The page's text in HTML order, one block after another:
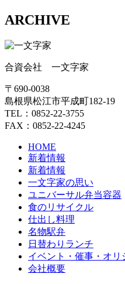
ARCHIVE
合資会社 一文字家
〒690-0038
島根県松江市平成町182-19
TEL：0852-22-3755
FAX：0852-22-4245
HOME
新着情報
新着情報
一文字家の思い
ユニバーサル弁当容器
食のリサイクル
仕出し料理
名物駅弁
日替わりランチ
イベント・催事・オリ
会社概要